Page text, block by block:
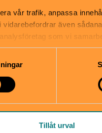
vår trafik, anpassa
även
som vi
tillhandahållit eller som
Tillåt urval
26 sep–18 okt
Kulturhuset
6 dec–10 jan
Från 7 år